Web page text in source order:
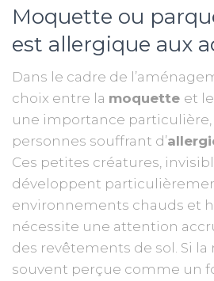
Moquette ou
est allergique aux
Dans le cadre de
choix entre la moquette et le
une importance
personnes souffrant d’
Ces petites créatures,
développent
environnements chauds et
nécessite une attention
des revêtements de sol. Si
souvent perçue comme un